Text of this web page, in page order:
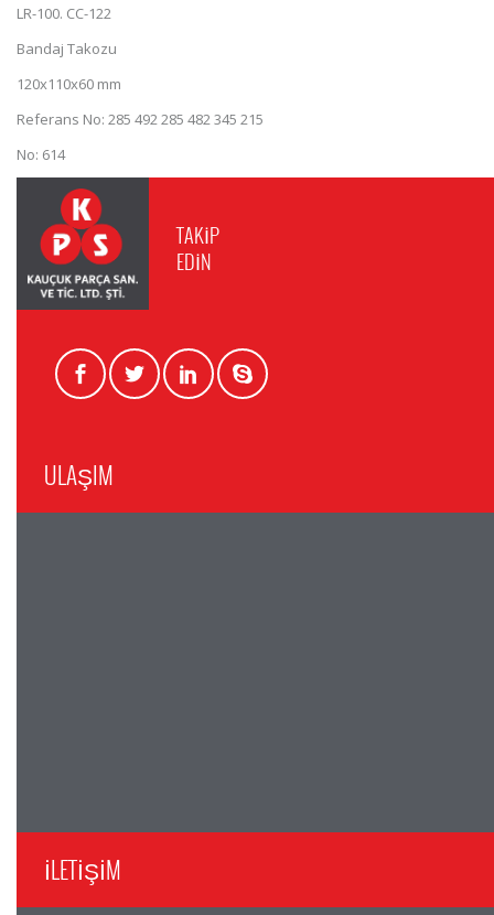
LR-100. CC-122
Bandaj Takozu
120x110x60 mm
Referans No: 285 492 285 482 345 215
No: 614
TAKİP
EDİN
ULAŞIM
İLETİŞİM